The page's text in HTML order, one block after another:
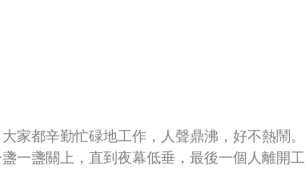
家都辛勤忙碌地工作，人聲鼎沸，好不熱鬧。
一盞關上，直到夜幕低垂，最後一個人離開工